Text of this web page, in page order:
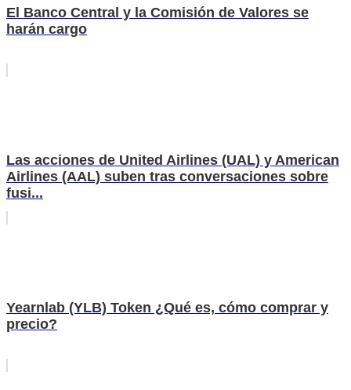
El Banco Central y la Comisión de Valores se
harán cargo
Las acciones de United Airlines (UAL) y American
Airlines (AAL) suben tras conversaciones sobre
fusi...
Yearnlab (YLB) Token ¿Qué es, cómo comprar y
precio?